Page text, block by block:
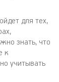
для тех,
знать, что
к
учитывать